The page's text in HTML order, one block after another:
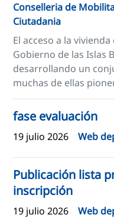
Conselleria de
Ciutadania
El acceso a la
Gobierno de las Islas
desarrollando un
muchas de ellas
fase evaluación
19 julio 2026 Web
Publicación lista
inscripción
19 julio 2026 Web